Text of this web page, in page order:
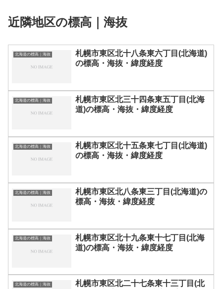
近隣地区の標高｜海抜
北海道の標高｜海抜
札幌市東区北十八条東六丁目(北海道)
の標高・海抜・緯度経度
北海道の標高｜海抜
札幌市東区北三十四条東五丁目(北海
道)の標高・海抜・緯度経度
北海道の標高｜海抜
札幌市東区北十五条東七丁目(北海道)
の標高・海抜・緯度経度
北海道の標高｜海抜
札幌市東区北八条東三丁目(北海道)の
標高・海抜・緯度経度
北海道の標高｜海抜
札幌市東区北十九条東十七丁目(北海
道)の標高・海抜・緯度経度
北海道の標高｜海抜
札幌市東区北二十七条東十三丁目(北